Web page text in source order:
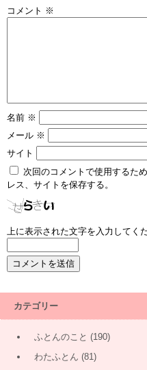
コメント ※
名前 ※
メール ※
サイト
次回のコメントで使用するた
レス、サイトを保存する。
上に表示された文字を入力してく
カテゴリー
ふとんのこと (190)
わたふとん (81)